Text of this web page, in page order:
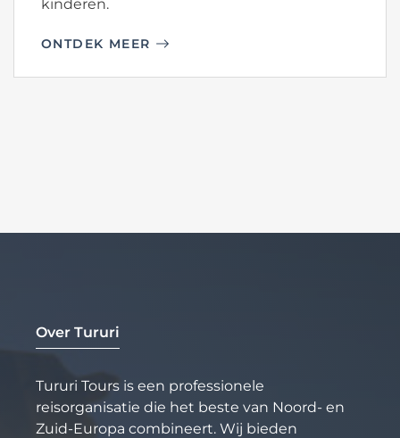
kinderen.
ONTDEK MEER
Over Tururi
Tururi Tours is een professionele
reisorganisatie die het beste van Noord- en
Zuid-Europa combineert. Wij bieden